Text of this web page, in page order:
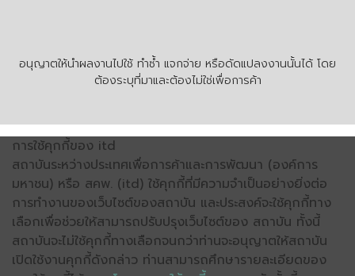
อนุญาตให้นำผลงานไปใช้ ทำซ้ำ แจกจ่าย หรือดัดแปลงงานนั้นได้ โดย
ต้องระบุที่มาและต้องไม่ใช่เพื่อการค้า
การใช้คุกกี้ของ itd
สถาบันระหว่างประเทศเพื่อการค้าและการพัฒนา (องค์การ
มหาชน) หรือ สคพ. (itd) ใช้คุกกี้ที่มีความจำเป็นอย่างยิ่งต่อ
การทำงานของเว็บไซต์ของสถาบัน และประสงค์จะใช้คุกกี้ทาง
เลือกเพื่อช่วยให้สามารถปรับปรุงเว็บไซต์ของ สถาบัน ทั้งนี้
สถาบันจะไม่ใช้คุกกี้ทางเลือกจนกว่าท่านจะอนุญาตให้สถาบัน
เปิดใช้งานคุกกี้ดังกล่าว ท่านสามารถศึกษารายละเอียดของ